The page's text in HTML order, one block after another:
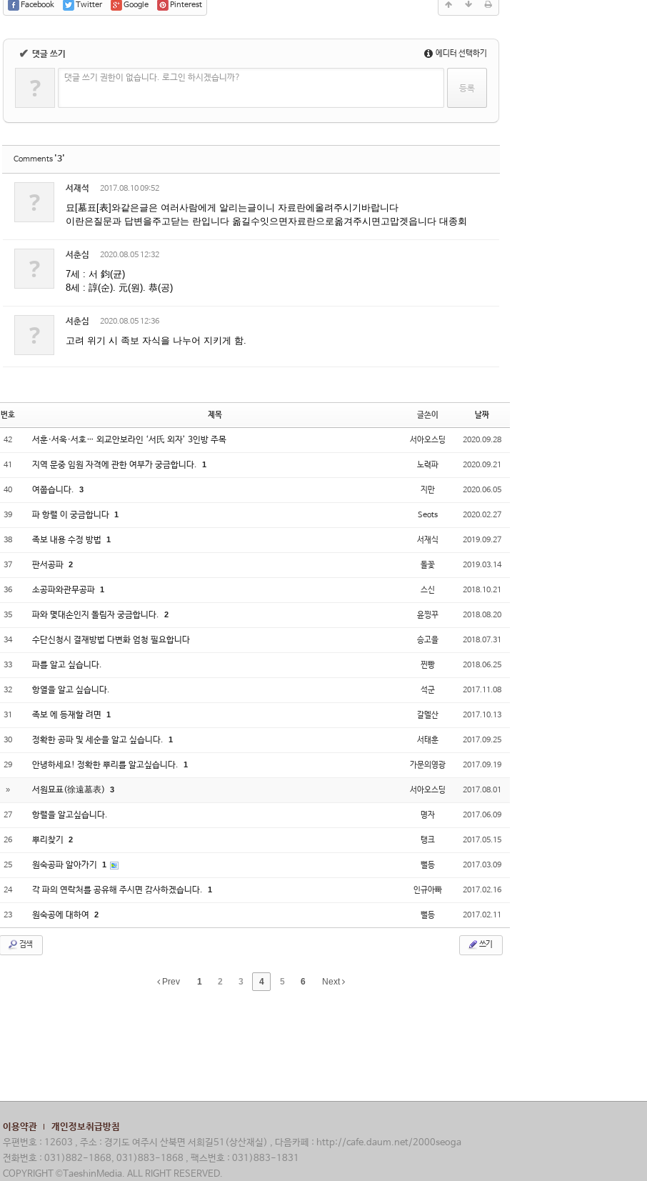
Facebook Twitter Google Pinterest
✔ 댓글 쓰기 에디터 선택하기
? 댓글 쓰기 권한이 없습니다. 로그인 하시겠습니까?
Comments '3'
? 서재석 2017.08.10 09:52
묘[墓표[表]와같은글은 여러사람에게 알리는글이니 자료란에올려주시기바랍니다
이란은질문과 답변을주고닫는 란입니다 옮길수잇으면자료란으로옮겨주시면고맙겟읍니다 대종회
? 서춘심 2020.08.05 12:32
7세 : 서 鈞(균)
8세 : 諄(순). 元(원). 恭(공)
? 서춘심 2020.08.05 12:36
고려 위기 시 족보 자식을 나누어 지키게 함.
번호 제목 글쓴이 날짜
42 서훈·서욱·서호… 외교안보라인 ‘서氏 외자’ 3인방 주목 서아오스딩 2020.09.28
41 지역 문중 임원 자격에 관한 여부가 궁금합니다. 1 노력파 2020.09.21
40 여쭙습니다. 3 지만 2020.06.05
39 파 항렬 이 궁금합니다 1 Seots 2020.02.27
38 족보 내용 수정 방법 1 서재식 2019.09.27
37 판서공파 2 돌꽃 2019.03.14
36 소공파와관무공파 1 스신 2018.10.21
35 파와 몇대손인지 돌림자 궁금합니다. 2 윤찡꾸 2018.08.20
34 수단신청시 결재방법 다변화 엄청 필요합니다 승고을 2018.07.31
33 파를 알고 싶습니다. 찐빵 2018.06.25
32 항열을 알고 싶습니다. 석군 2017.11.08
31 족보 에 등재할 려면 1 갈멜산 2017.10.13
30 정확한 공파 및 세순을 알고 싶습니다. 1 서태훈 2017.09.25
29 안녕하세요! 정확한 뿌리를 알고싶습니다. 1 가문의영광 2017.09.19
» 서원묘표(徐遠墓表) 3 서아오스딩 2017.08.01
27 항렬을 알고싶습니다. 명자 2017.06.09
26 뿌리찾기 2 탱크 2017.05.15
25 원숙공파 알아가기 1 뻘등 2017.03.09
24 각 파의 연락처를 공유해 주시면 감사하겠습니다. 1 인규아빠 2017.02.16
23 원숙공에 대하여 2 뻘등 2017.02.11
검색 쓰기
Prev 1 2 3 4 5 6 Next
이용약관
개인정보취급방침
우편번호 : 12603 , 주소 : 경기도 여주시 산북면 서희길51(상산재실) , 다음카페 : http://cafe.daum.net/2000seoga
전화번호 : 031)882-1868, 031)883-1868 , 팩스번호 : 031)883-1831
COPYRIGHT ©TaeshinMedia. ALL RIGHT RESERVED.